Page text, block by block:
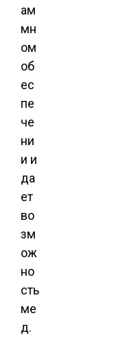
ам
мн
ом
об
ес
пе
че
ни
и и
да
ет
во
зм
ож
но
сть
ме
д.